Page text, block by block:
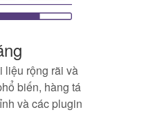
liệu rộng rãi và
biến, hàng tá
và các plugin